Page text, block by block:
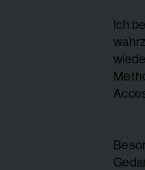
Ich